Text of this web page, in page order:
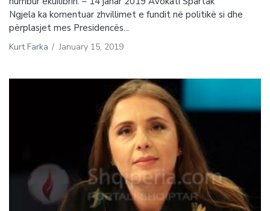
Ngjela ka komentuar zhvillimet e fundit në politikë si dhe
përplasjet mes Presidencës...
Kurt Farka / January 15, 2019